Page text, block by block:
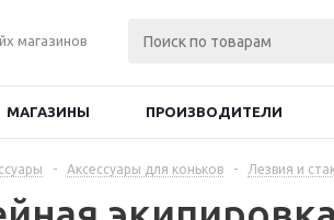
магазинов
МАГАЗИНЫ ПРОИЗВОДИТЕЛИ
- Аксессуары для коньков - Лезвия и